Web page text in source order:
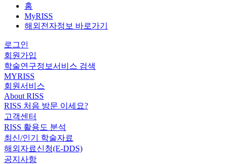
홈
MyRISS
해외전자정보 바로가기
로그인
회원가입
학술연구정보서비스 검색
MYRISS
회원서비스
About RISS
RISS 처음 방문 이세요?
고객센터
RISS 활용도 분석
최신/인기 학술자료
해외자료신청(E-DDS)
공지사항